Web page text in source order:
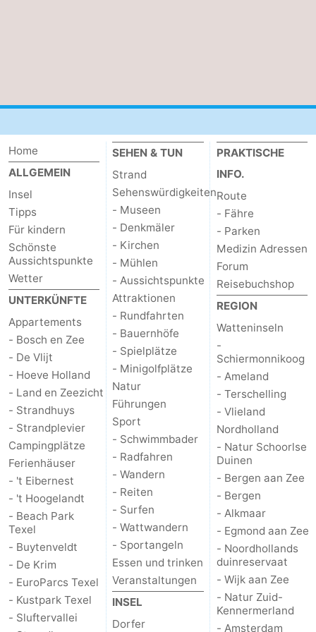
Schiermonnikoog
-
Terschelling
-
Vlieland
Nordholland
-
Schoorlse
Duinen
Bergen
aan
Zee
-
Bergen
-
Alkmaar
-
Egmond
aan
Zee
-
Noordhollands
duinreservaat
-
Wijk
aan
Zee
-
Natur
Zuid-
Kennermerland
-
Amsterdam
-
Haarlem
-
Zandvoort
Wetter
Home
ALLGEMEIN
Insel
Tipps
Für kindern
Schönste
Aussichtspunkte
Wetter
UNTERKÜNFTE
Appartements
- Bosch en Zee
- De Vlijt
- Hoeve Holland
- Land en Zeezicht
- Strandhuys
- Strandplevier
Campingplätze
Ferienhäuser
- 't Eibernest
- 't Hoogelandt
- Beach Park
Texel
- Buytenveldt
- De Krim
- EuroParcs Texel
- Kustpark Texel
- Sluftervallei
SEHEN & TUN
Strand
Sehenswürdigkeiten
- Museen
- Denkmäler
- Kirchen
- Mühlen
- Aussichtspunkte
Attraktionen
- Rundfahrten
- Bauernhöfe
- Spielplätze
- Minigolfplätze
Natur
Führungen
Sport
- Schwimmbader
- Radfahren
- Wandern
- Reiten
- Surfen
- Wattwandern
- Sportangeln
Essen und trinken
Veranstaltungen
INSEL
Dorfer
PRAKTISCHE
INFO.
Route
- Fähre
- Parken
Medizin Adressen
Forum
Reisebuchshop
REGION
Watteninseln
-
Schiermonnikoog
- Ameland
- Terschelling
- Vlieland
Nordholland
- Natur Schoorlse
Duinen
- Bergen aan Zee
- Bergen
- Alkmaar
- Egmond aan Zee
- Noordhollands
duinreservaat
- Wijk aan Zee
- Natur Zuid-
Kennermerland
- Amsterdam